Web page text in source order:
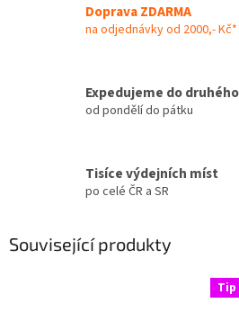
Doprava ZDARMA
na odjednávky od 2000,- Kč*
Expedujeme do
od pondělí do pátku
Tisíce výdejních míst
po celé ČR a SR
Související produkty
Tip